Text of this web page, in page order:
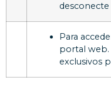
desconecte
Para
portal web.
exclusivos